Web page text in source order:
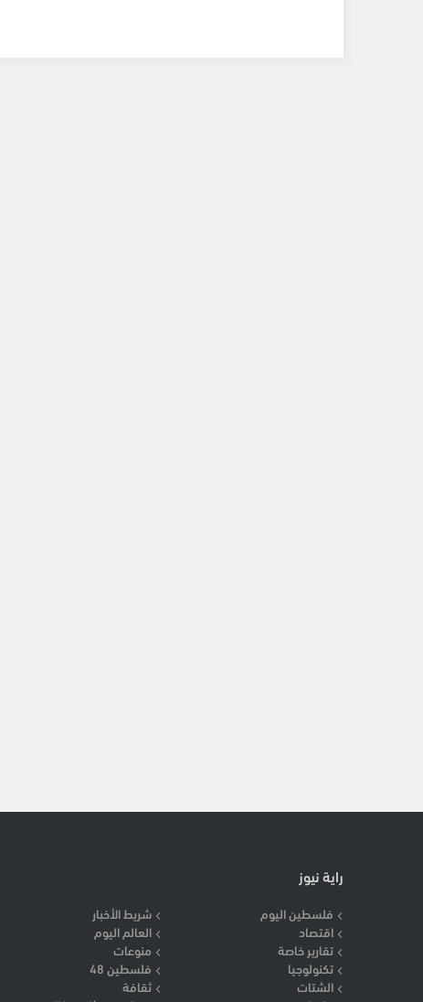
راية نيوز
فلسطين اليوم
شريط الأخبار
اقتصاد
العالم اليوم
تقارير خاصة
منوعات
تكنولوجيا
فلسطين 48
الشتات
ثقافة